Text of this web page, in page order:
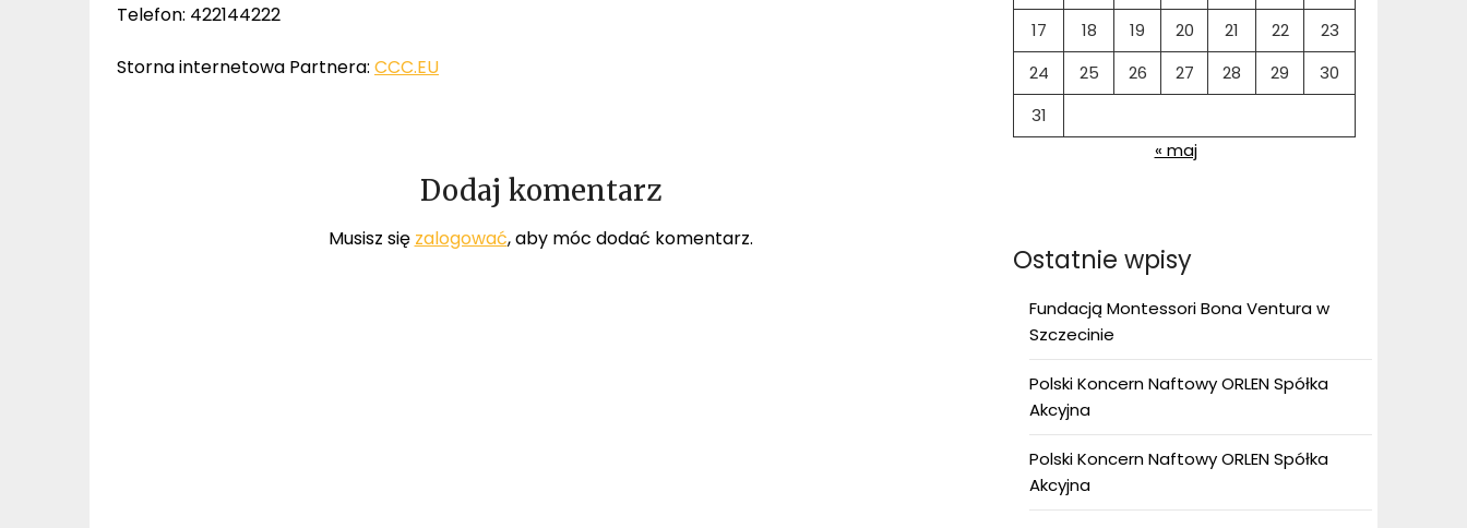
Telefon: 422144222
Storna internetowa Partnera: CCC.EU
Dodaj komentarz
Musisz się zalogować, aby móc dodać komentarz.
17
18 19 20 21 22
23
24
25 26 27 28 29
30
31
« maj
Ostatnie wpisy
Fundacją Montessori Bona Ventura w
Szczecinie
Polski Koncern Naftowy ORLEN Spółka
Akcyjna
Polski Koncern Naftowy ORLEN Spółka
Akcyjna